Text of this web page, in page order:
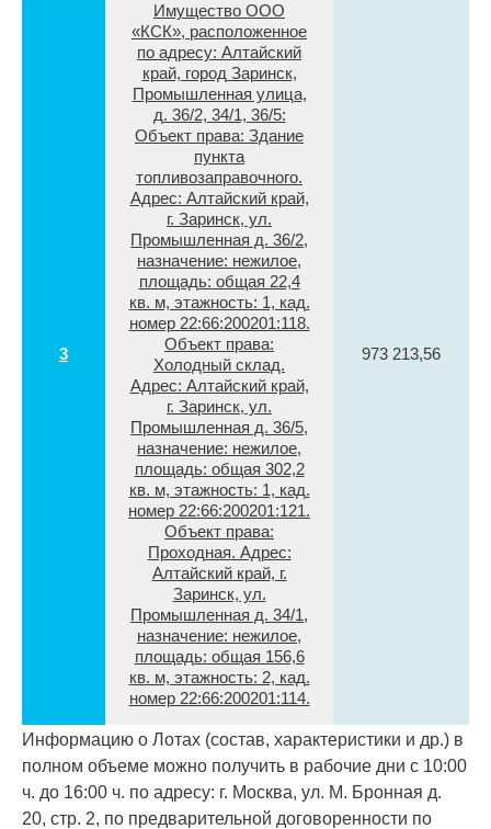
3
Имущество ООО
«КСК», расположенное
по адресу: Алтайский
край, город Заринск,
Промышленная улица,
д. 36/2, 34/1, 36/5:
Объект права: Здание
пункта
топливозаправочного.
Адрес: Алтайский край,
г. Заринск, ул.
Промышленная д. 36/2,
назначение: нежилое,
площадь: общая 22,4
кв. м, этажность: 1, кад.
номер 22:66:200201:118.
Объект права:
Холодный склад.
Адрес: Алтайский край,
г. Заринск, ул.
Промышленная д. 36/5,
назначение: нежилое,
площадь: общая 302,2
кв. м, этажность: 1, кад.
номер 22:66:200201:121.
Объект права:
Проходная. Адрес:
Алтайский край, г.
Заринск, ул.
Промышленная д. 34/1,
назначение: нежилое,
площадь: общая 156,6
кв. м, этажность: 2, кад.
номер 22:66:200201:114.
973 213,56
Информацию о Лотах (состав, характеристики и др.) в
полном объеме можно получить в рабочие дни с 10:00
ч. до 16:00 ч. по адресу: г. Москва, ул. М. Бронная д.
20, стр. 2, по предварительной договоренности по